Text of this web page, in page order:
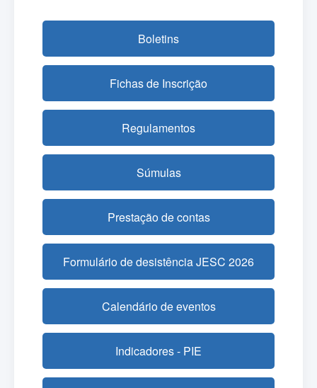
Boletins
Fichas de Inscrição
Regulamentos
Súmulas
Prestação de contas
Formulário de desistência JESC 2026
Calendário de eventos
Indicadores - PIE